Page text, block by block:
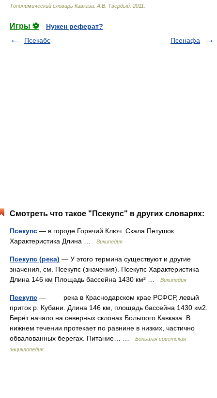
Топонимический словарь Кавказа А.В. Твердый 2011
Игры ⚽
Нужен реферат?
Псекабс
Псенафа
Смотреть что такое "Псекупс" в других словарях:
Псекупс — в городе Горячий Ключ. Скала Петушок.
Характеристика Длина …
Википедия
Псекупс (река) — У этого термина существуют и другие
значения, см. Псекупс (значения). Псекупс Характеристика
Длина 146 км Площадь бассейна 1430 км² …
Википедия
Псекупс — река в Краснодарском крае РСФСР, левый
приток р. Кубани. Длина 146 км, площадь бассейна 1430 км2.
Берёт начало на северных склонах Большого Кавказа. В
нижнем течении протекает по равнине в низких, частично
обвалованных берегах. Питание… …
Большая советская
энциклопедия